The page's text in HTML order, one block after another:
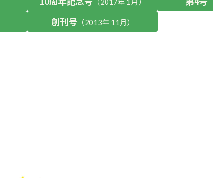
（2017年 1月）
創刊号 （2013年 11月）